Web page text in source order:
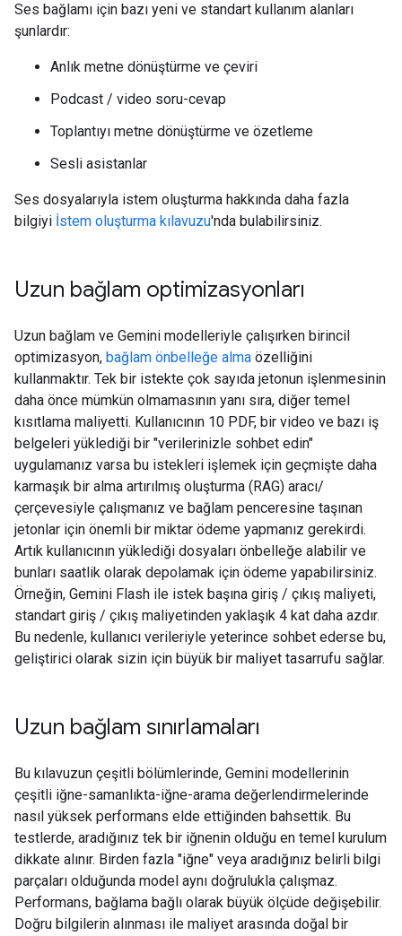
Ses bağlamı için bazı yeni ve standart kullanım alanları
şunlardır:
Anlık metne dönüştürme ve çeviri
Podcast / video soru-cevap
Toplantıyı metne dönüştürme ve özetleme
Sesli asistanlar
Ses dosyalarıyla istem oluşturma hakkında daha fazla
bilgiyi İstem oluşturma kılavuzu'nda bulabilirsiniz.
Uzun bağlam optimizasyonları
Uzun bağlam ve Gemini modelleriyle çalışırken birincil
optimizasyon, bağlam önbelleğe alma özelliğini
kullanmaktır. Tek bir istekte çok sayıda jetonun işlenmesinin
daha önce mümkün olmamasının yanı sıra, diğer temel
kısıtlama maliyetti. Kullanıcının 10 PDF, bir video ve bazı iş
belgeleri yüklediği bir "verilerinizle sohbet edin"
uygulamanız varsa bu istekleri işlemek için geçmişte daha
karmaşık bir alma artırılmış oluşturma (RAG) aracı/
çerçevesiyle çalışmanız ve bağlam penceresine taşınan
jetonlar için önemli bir miktar ödeme yapmanız gerekirdi.
Artık kullanıcının yüklediği dosyaları önbelleğe alabilir ve
bunları saatlik olarak depolamak için ödeme yapabilirsiniz.
Örneğin, Gemini Flash ile istek başına giriş / çıkış maliyeti,
standart giriş / çıkış maliyetinden yaklaşık 4 kat daha azdır.
Bu nedenle, kullanıcı verileriyle yeterince sohbet ederse bu,
geliştirici olarak sizin için büyük bir maliyet tasarrufu sağlar.
Uzun bağlam sınırlamaları
Bu kılavuzun çeşitli bölümlerinde, Gemini modellerinin
çeşitli iğne-samanlıkta-iğne-arama değerlendirmelerinde
nasıl yüksek performans elde ettiğinden bahsettik. Bu
testlerde, aradığınız tek bir iğnenin olduğu en temel kurulum
dikkate alınır. Birden fazla "iğne" veya aradığınız belirli bilgi
parçaları olduğunda model aynı doğrulukla çalışmaz.
Performans, bağlama bağlı olarak büyük ölçüde değişebilir.
Doğru bilgilerin alınması ile maliyet arasında doğal bir